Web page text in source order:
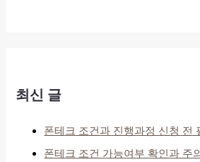
최신 글
폰테크 조건과 진행과정 신청 전
폰테크 조건 가능여부 확인과 주